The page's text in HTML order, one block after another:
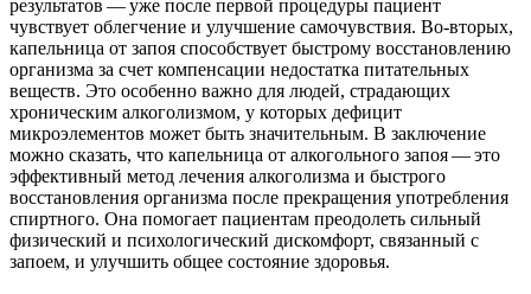
результатов — уже после первой процедуры пациент
чувствует облегчение и улучшение самочувствия. Во-вторых,
капельница от запоя способствует быстрому восстановлению
организма за счет компенсации недостатка питательных
веществ. Это особенно важно для людей, страдающих
хроническим алкоголизмом, у которых дефицит
микроэлементов может быть значительным. В заключение
можно сказать, что капельница от алкогольного запоя — это
эффективный метод лечения алкоголизма и быстрого
восстановления организма после прекращения употребления
спиртного. Она помогает пациентам преодолеть сильный
физический и психологический дискомфорт, связанный с
запоем, и улучшить общее состояние здоровья.